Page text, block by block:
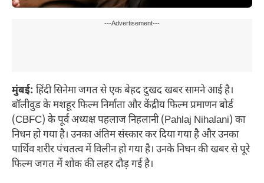
---Advertisement---
मुंबई: हिंदी सिनेमा जगत से एक बेहद दुखद खबर सामने आई है।
बॉलीवुड के मशहूर फिल्म निर्माता और केंद्रीय फिल्म प्रमाणन बोर्ड
(CBFC) के पूर्व अध्यक्ष पहलाज निहलानी (Pahlaj Nihalani) का
निधन हो गया है। उनका अंतिम संस्कार कर दिया गया है और उनका
पार्थिव शरीर पंचतत्व में विलीन हो गया है। उनके निधन की खबर से पूरे
फिल्म जगत में शोक की लहर दौड़ गई है।